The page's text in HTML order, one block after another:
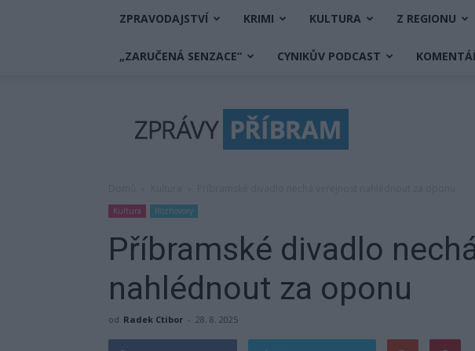
ZPRAVODAJSTVÍ KRIMI KULTURA Z REGIONU
„ZARUČENÁ SENZACE“ CYNIKŮV PODCAST
Příbram
Kultura Rozhovory
Příbramské divadlo
nahlédnout za oponu
od Radek Ctibor - 28. 8. 2025